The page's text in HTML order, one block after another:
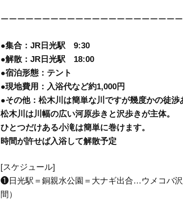
ーーーーーーーーーーーーーーーーーーーーー
●集合：JR日光駅 9:30
●解散：JR日光駅 18:00
●宿泊形態：テント
●現地費用：入浴代など約1,000円
●その他：松木川は簡単な川ですが幾度かの徒
松木川は川幅の広い河原歩きと沢歩きが主体。
ひとつだけある小滝は簡単に巻けます。
時間が許せば入浴して解散予定
[スケジュール]
❶日光駅＝銅親水公園＝大ナギ出合…ウメコバ
間）